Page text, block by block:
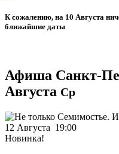
К сожалению, на 10 Августа
ближайшие даты
Афиша Санкт-
Августа Ср
12 Августа 19:00
Новинка!